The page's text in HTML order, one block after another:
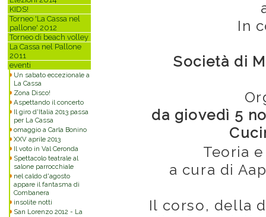
KIDS!
Torneo 'La Cassa nel
pallone' 2012
Torneo di beach volley
La Cassa nel Pallone
2011
eventi
Un sabato eccezionale a
La Cassa
Zona Disco!
Aspettando il concerto
Il giro d'Italia 2013 passa
per La Cassa
omaggio a Carla Bonino
XXV aprile 2013
Il voto in Val Ceronda
Spettacolo teatrale al
salone parrocchiale
nel caldo d'agosto
appare il fantasma di
Combanera
insolite notti
San Lorenzo 2012 - La
In
Società di
da giovedì 5
Teoria
a cura di
Il corso, della